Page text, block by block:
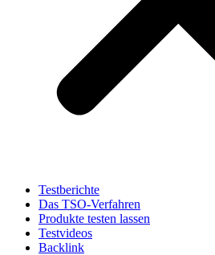
Testberichte
Das TSO-Verfahren
Produkte testen lassen
Testvideos
Backlink